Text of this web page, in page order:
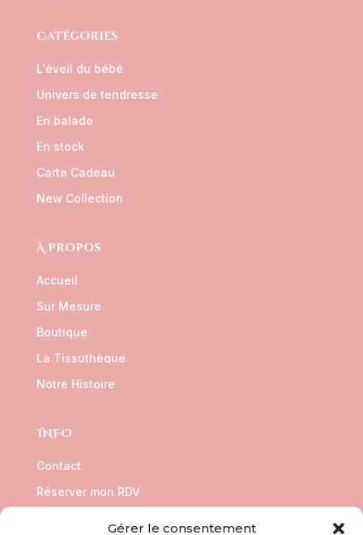
Gérer le consentement
Catégories
L'éveil du bébé
Univers de tendresse
En balade
En stock
Carte Cadeau
New Collection
A propos
Accueil
Sur Mesure
Boutique
La Tissuthèque
Notre Histoire
INFO
Contact
Réserver mon RDV